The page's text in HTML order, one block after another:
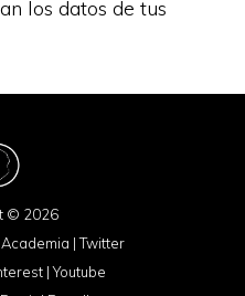
los datos de tus
© 2026
Academia |Twitter
|Youtube